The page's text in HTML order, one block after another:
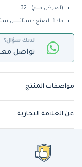
(العرض ملم) : 32
مادة الصنع : ستانلس
لديك سؤال؟
تواصل
مواصفات المنتج
عن العلامة التجارية